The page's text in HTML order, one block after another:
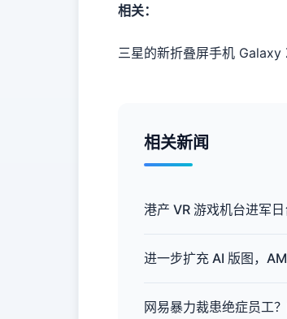
相关：
三星的新折叠屏手机
相关新闻
港产 VR 游戏机台进军
进一步扩充 AI 版图，
网易暴力裁患绝症员工